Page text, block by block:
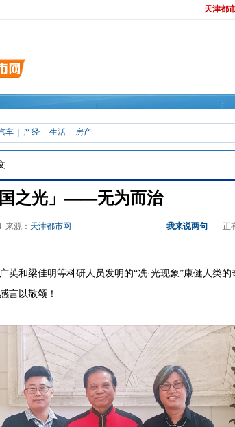
天津都
车 产经 生活 房产
国之光」——无为而治
正
我来说两句
来源： 天津都市网
英和梁佳明等科研人员发明的“冼·光现象”康健人类的
言以敬颂！